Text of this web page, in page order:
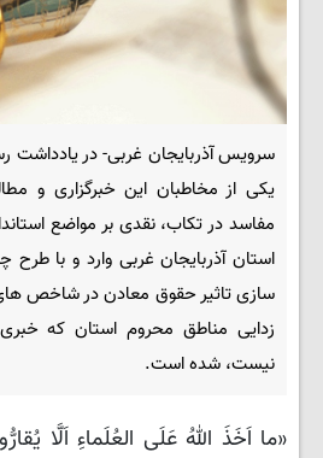
سرویس آذربایجان غربی- در یادداشت
یکی از مخاطبان این خبرگزاری و
مفاسد در تکاب، نقدی بر مواضع
استان آذربایجان غربی وارد و با
سازی تاثیر حقوق معادن در شاخص
زدایی مناطق محروم استان که خبری
نیست، شده است.
«ما اَخَذَ اللهُ عَلَى العُلَماءِ اَلَّا